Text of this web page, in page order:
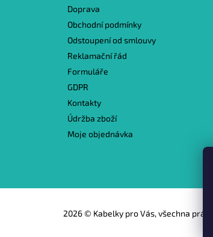
Doprava
Obchodní podmínky
Odstoupení od smlouvy
Reklamační řád
Formuláře
GDPR
Kontakty
Údržba zboží
Moje objednávka
2026 © Kabelky pro Vás, všechna